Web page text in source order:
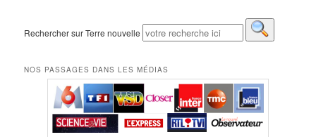
Rechercher sur Terre nouvelle
NOS PASSAGES DANS LES MÉDIAS